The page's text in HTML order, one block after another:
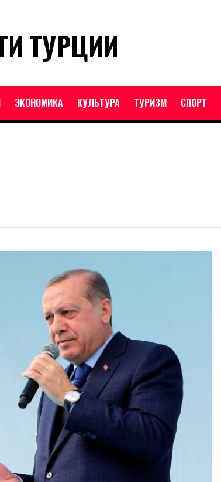
ТУРЦИИ
ЭКОНОМИКА КУЛЬТУРА ТУРИЗМ СПОРТ